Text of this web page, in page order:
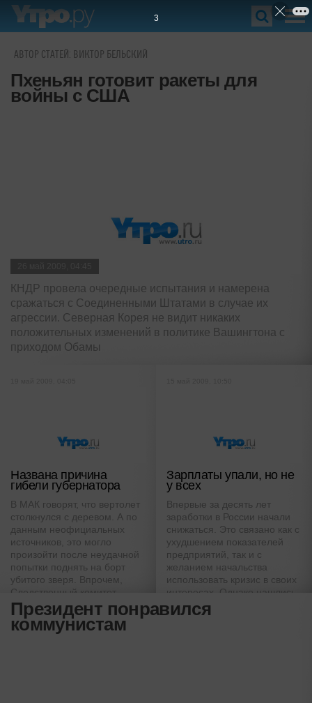
АВТОР СТАТЕЙ: ВИКТОР БЕЛЬСКИЙ
Пхеньян готовит ракеты для
войны с США
КНДР провела очередные испытания и намерена
сражаться с Соединенными Штатами в случае их
агрессии. Северная Корея не видит никаких
положительных изменений в политике Вашингтона с
приходом Обамы
Названа причина
гибели губернатора
В МАК говорят, что вертолет
столкнулся с деревом. А по
данным неофициальных
источников, это могло
произойти после неудачной
попытки поднять на борт
убитого зверя. Впрочем,
Следственный комитет
никаких туш на месте
крушения не нашел
Зарплаты упали, но не
у всех
Впервые за десять лет
заработки в России начали
снижаться. Это связано как с
ухудшением показателей
предприятий, так и с
желанием начальства
использовать кризис в своих
интересах. Однако нашлись
и те, кто стал получать даже
больше
Президент понравился
коммунистам
2